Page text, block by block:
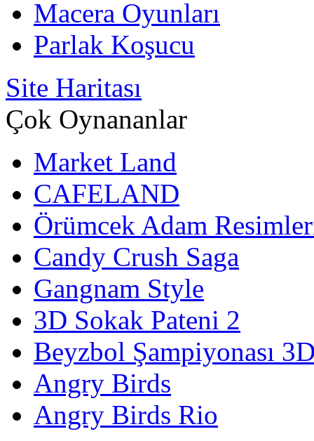
Macera Oyunları
Parlak Koşucu
Site Haritası
Çok Oynananlar
Market Land
CAFELAND
Örümcek Adam
Candy Crush Saga
Gangnam Style
3D Sokak Pateni 2
Beyzbol Şampiyonası
Angry Birds
Angry Birds Rio